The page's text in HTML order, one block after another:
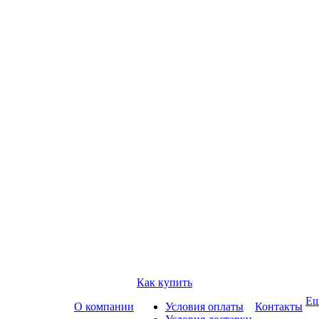
О компании
Как купить
Условия оплаты
Контакты